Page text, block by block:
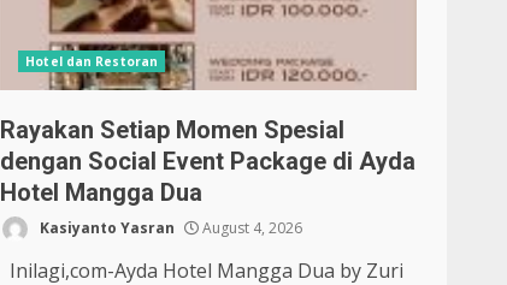
Hotel dan Restoran
Rayakan Setiap Momen Spesial
dengan Social Event Package di Ayda
Hotel Mangga Dua
Kasiyanto Yasran August 4, 2026
Inilagi,com-Ayda Hotel Mangga Dua by Zuri